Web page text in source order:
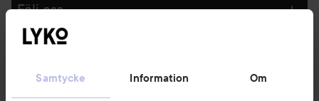
Samtycke Information Om
Följ oss